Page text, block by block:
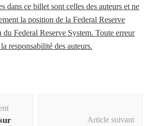
dans ce billet sont celles des auteurs et ne
la position de la Federal Reserve
Federal Reserve System. Toute erreur
responsabilité des auteurs.
Article suivant